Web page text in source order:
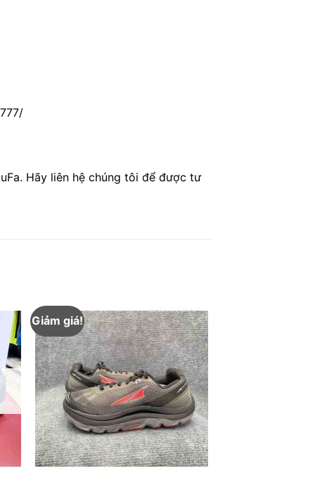
Hãy liên hệ chúng tôi để được tư
Giảm giá!